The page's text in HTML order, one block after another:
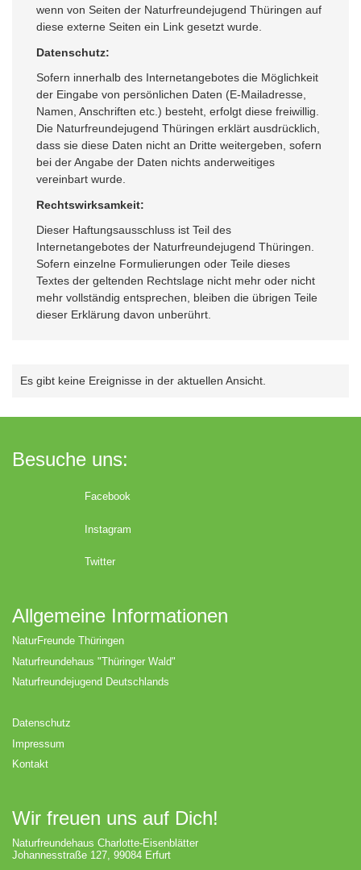
wenn von Seiten der Naturfreundejugend Thüringen auf
diese externe Seiten ein Link gesetzt wurde.
Datenschutz:
Sofern innerhalb des Internetangebotes die Möglichkeit
der Eingabe von persönlichen Daten (E-Mailadresse,
Namen, Anschriften etc.) besteht, erfolgt diese freiwillig.
Die Naturfreundejugend Thüringen erklärt ausdrücklich,
dass sie diese Daten nicht an Dritte weitergeben, sofern
bei der Angabe der Daten nichts anderweitiges
vereinbart wurde.
Rechtswirksamkeit:
Dieser Haftungsausschluss ist Teil des
Internetangebotes der Naturfreundejugend Thüringen.
Sofern einzelne Formulierungen oder Teile dieses
Textes der geltenden Rechtslage nicht mehr oder nicht
mehr vollständig entsprechen, bleiben die übrigen Teile
dieser Erklärung davon unberührt.
Es gibt keine Ereignisse in der aktuellen Ansicht.
Besuche uns:
Facebook
Instagram
Twitter
Allgemeine Informationen
NaturFreunde Thüringen
Naturfreundehaus "Thüringer Wald"
Naturfreundejugend Deutschlands
Datenschutz
Impressum
Kontakt
Wir freuen uns auf Dich!
Naturfreundehaus Charlotte-Eisenblätter
Johannesstraße 127, 99084 Erfurt